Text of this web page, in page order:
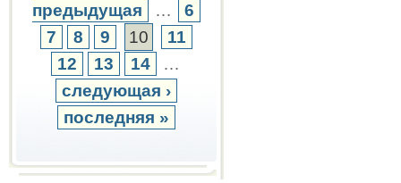
предыдущая
…
6
7
8 9 10
11
12
13 14
…
следующая ›
последняя »